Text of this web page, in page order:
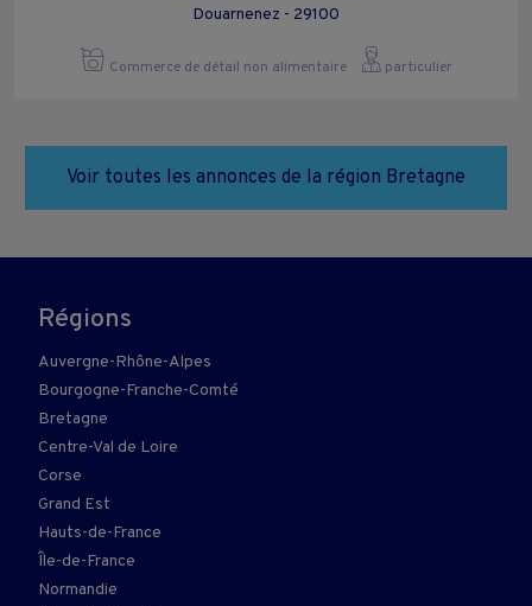
Douarnenez - 29100
Commerce de détail non alimentaire particulier
Voir toutes les annonces de la région Bretagne
Régions
Auvergne-Rhône-Alpes
Bourgogne-Franche-Comté
Bretagne
Centre-Val de Loire
Corse
Grand Est
Hauts-de-France
Île-de-France
Normandie